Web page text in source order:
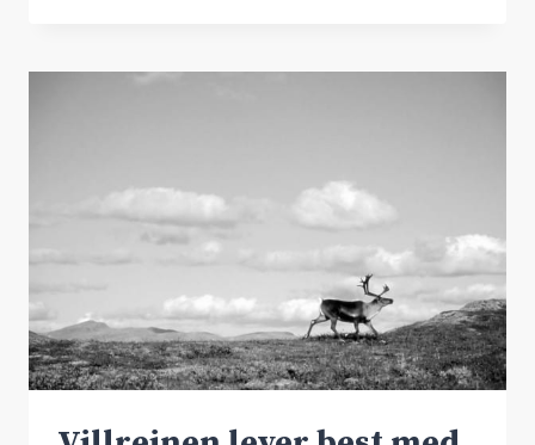
STATENS
VEGVESENS
ANSLAG